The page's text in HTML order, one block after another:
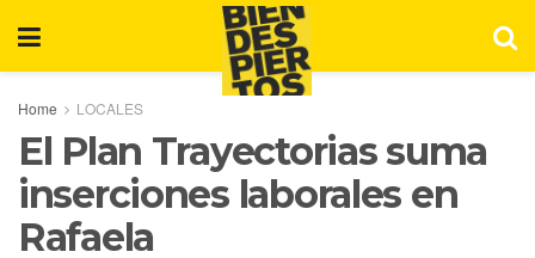
Home LOCALES
El Plan Trayectorias suma
inserciones laborales en
Rafaela